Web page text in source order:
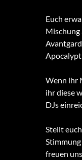
Euch
Mischung
Wenn ihr
ihr diese
DJs
Stellt
freuen